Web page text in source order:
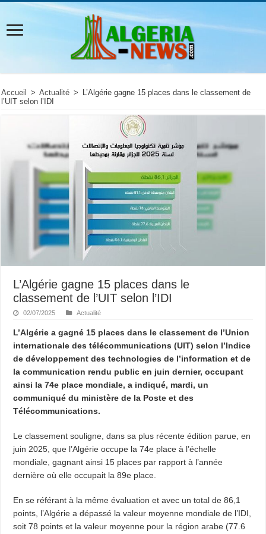
Accueil > Actualité >
L’Algérie gagne 15 places dans le classement de
l’UIT selon l’IDI
L’Algérie gagne 15 places dans le
classement de l’UIT selon l’IDI
02/07/2025 Actualité
L’Algérie a gagné 15 places dans le classement de l’Union
internationale des télécommunications (UIT) selon l’Indice
de développement des technologies de l’information et de
la communication rendu public en juin dernier, occupant
ainsi la 74e place mondiale, a indiqué, mardi, un
communiqué du ministère de la Poste et des
Télécommunications.
Le classement souligne, dans sa plus récente édition parue, en
juin 2025, que l’Algérie occupe la 74e place à l’échelle
mondiale, gagnant ainsi 15 places par rapport à l’année
dernière où elle occupait la 89e place.
En se référant à la même évaluation et avec un total de 86,1
points, l’Algérie a dépassé la valeur moyenne mondiale de l’IDI,
soit 78 points et la valeur moyenne pour la région arabe (77.6